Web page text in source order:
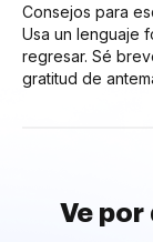
Consejos para
Usa un lenguaje
regresar. Sé
gratitud de
Ve